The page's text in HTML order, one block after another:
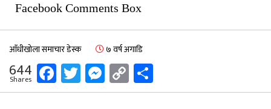
Facebook Comments Box
आँधीखोला समाचार डेस्क ७ वर्ष अगाडि
644
Shares Facebook
Twitter
Messenger
Copy
Link